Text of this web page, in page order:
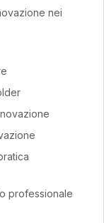
nei
professionale